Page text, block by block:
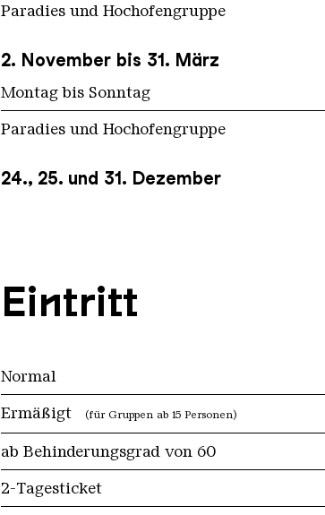
Paradies und Hochofengruppe
2. November bis 31. März
Montag bis Sonntag
Paradies und Hochofengruppe
24., 25. und 31. Dezember
Eintritt
Normal
Ermäßigt (für Gruppen ab 15 Personen)
ab Behinderungsgrad von 60
2-Tagesticket